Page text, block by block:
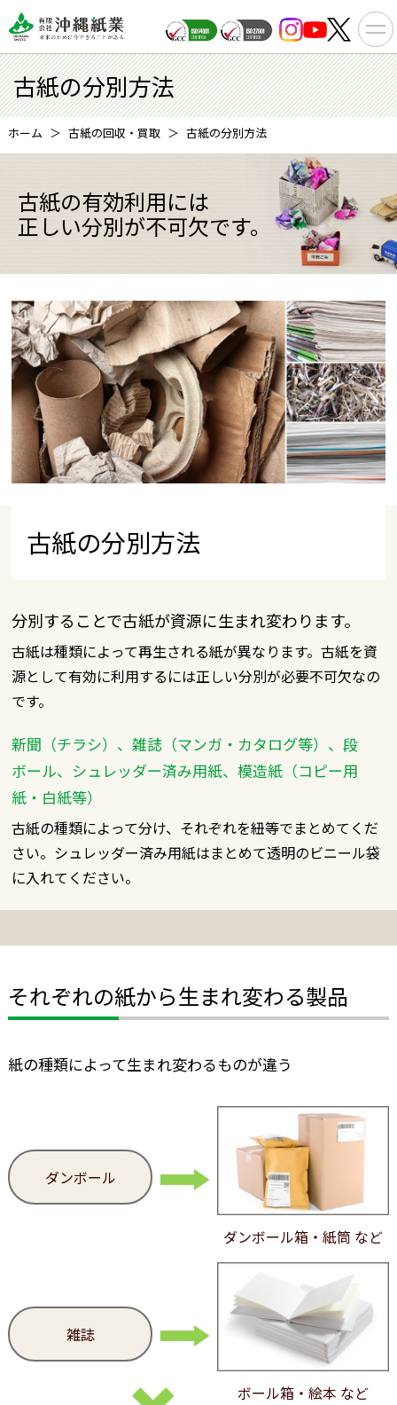
古紙の分別方法
ホーム 古紙の回収・買取 古紙の分別方法
古紙の有効利用には
正しい分別が不可欠です。
古紙の分別方法
分別することで古紙が資源に生まれ変わります。
古紙は種類によって再生される紙が異なります。古紙を資
源として有効に利用するには正しい分別が必要不可欠なの
です。
新聞（チラシ）、雑誌（マンガ・カタログ等）、段
ボール、シュレッダー済み用紙、模造紙（コピー用
紙・白紙等）
古紙の種類によって分け、それぞれを紐等でまとめてくだ
さい。シュレッダー済み用紙はまとめて透明のビニール袋
に入れてください。
それぞれの紙から生まれ変わる製品
紙の種類によって生まれ変わるものが違う
ダンボール
ダンボール箱・紙筒 など
雑誌
ボール箱・絵本 など